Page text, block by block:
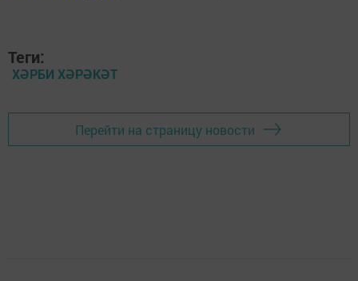
Теги:
ХӘРБИ ХӘРӘКӘТ
Перейти на страницу новости